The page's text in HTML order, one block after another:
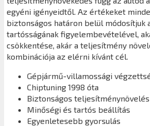
egyéni igényeidtől. Az értékeket
biztonságos határon belül módosítjuk
tartósságának figyelembevételével,
csökkentése, akár a teljesítmény
kombinációja az elérni kívánt cél.
Gépjármű-villamossági
Chiptuning 1998 óta
Biztonságos teljesítménynövelés
Minőségi és tartós beállítás
Egyenletesebb gyorsulás